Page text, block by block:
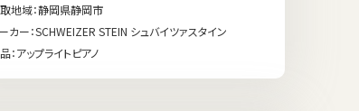
地域：静岡県静岡市
カー：SCHWEIZER STEIN シュバイツァスタイン
：アップライトピアノ